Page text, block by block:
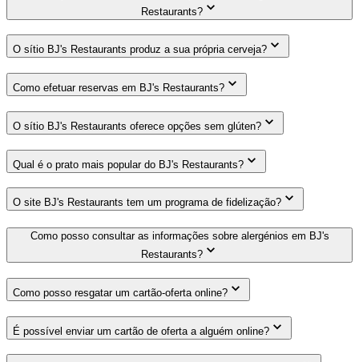
Restaurants?
O sítio BJ's Restaurants produz a sua própria cerveja?
Como efetuar reservas em BJ's Restaurants?
O sítio BJ's Restaurants oferece opções sem glúten?
Qual é o prato mais popular do BJ's Restaurants?
O site BJ's Restaurants tem um programa de fidelização?
Como posso consultar as informações sobre alergénios em BJ's
Restaurants?
Como posso resgatar um cartão-oferta online?
É possível enviar um cartão de oferta a alguém online?